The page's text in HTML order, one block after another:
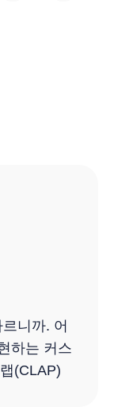
니까. 어
하는 커스
(CLAP)